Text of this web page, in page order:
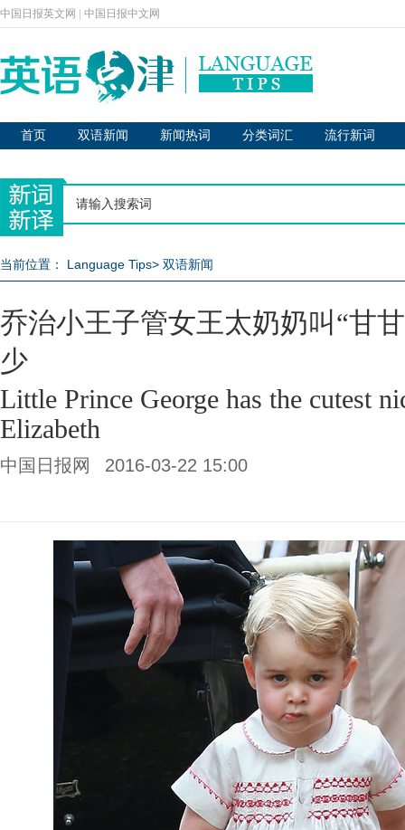
中国日报英文网 中国日报中文网
首页 双语新闻 新闻热词 分类词汇 流行新词
当前位置： Language Tips> 双语新闻
乔治小王子管女王太奶奶叫“甘
少
Little Prince George has the cutest
Elizabeth
中国日报网 2016-03-22 15:00